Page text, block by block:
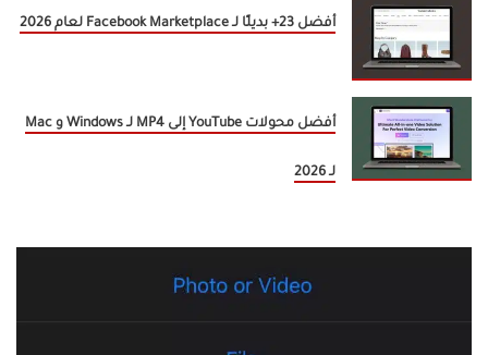
أفضل 23+ بديلًا لـ Facebook Marketplace لعام 2026
أفضل محولات YouTube إلى MP4 لـ Windows و Mac
لـ 2026